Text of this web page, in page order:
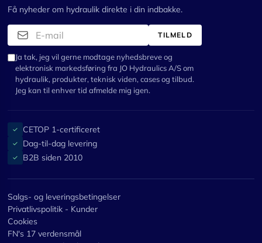
Få nyheder om hydraulik direkte i din indbakke.
TILMELD
Ja tak, jeg vil gerne modtage nyhedsbreve og
elektronisk markedsføring fra JO Hydraulics A/S om
hydraulik, produkter, teknisk viden, cases og tilbud.
Jeg kan til enhver tid afmelde mig igen.
✓ CETOP 1-certificeret
✓ Dag-til-dag levering
✓ B2B siden 2010
Salgs- og leveringsbetingelser
Privatlivspolitik - Kunder
Cookies
FN's 17 verdensmål